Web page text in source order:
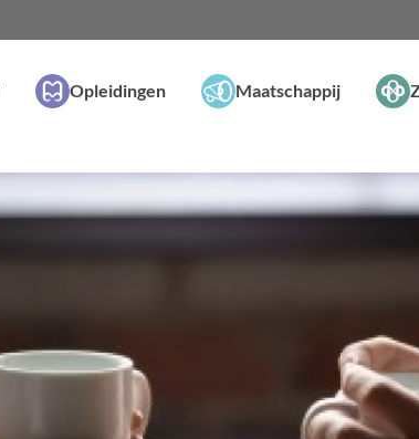
Opleidingen Maatschappij